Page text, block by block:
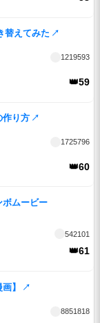
替えてみた ↗
1219593
👑59
り方 ↗
1725796
👑60
ボムービー
542101
👑61
】 ↗
8851818